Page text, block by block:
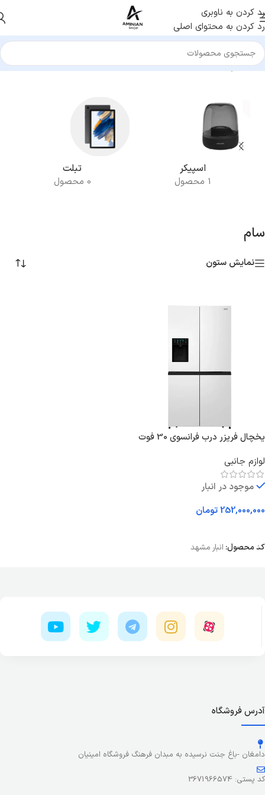
رد کردن به ناوبری
رد کردن به محتوای اصلی
خانه/سام نمایش یک نتیجه
اسپیکر
1 محصول
تبلت
0 محصول
سام
نمایش ستون
یخچال فریزر درب فرانسوی 30 فوت
لوازم جانبی
موجود در انبار
252,000,000تومان
کد محصول: انبار مشهد
آدرس فروشگاه
دامغان -باغ جنت نرسیده به مبدان فرهنگ فروشگاه امینیان
کد پستی: 3671966574